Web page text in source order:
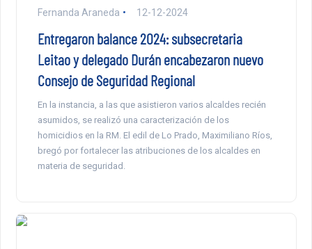
Fernanda Araneda 12-12-2024
Entregaron balance 2024: subsecretaria
Leitao y delegado Durán encabezaron nuevo
Consejo de Seguridad Regional
En la instancia, a las que asistieron varios alcaldes recién
asumidos, se realizó una caracterización de los
homicidios en la RM. El edil de Lo Prado, Maximiliano Ríos,
bregó por fortalecer las atribuciones de los alcaldes en
materia de seguridad.